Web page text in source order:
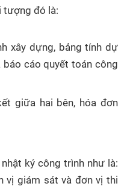
tượng đó là:
xây dựng, bảng tính dự
báo cáo quyết toán công
giữa hai bên, hóa đơn
ký công trình như là:
vị giám sát và đơn vị thi